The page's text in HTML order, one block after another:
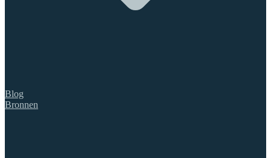
Blog
Bronnen